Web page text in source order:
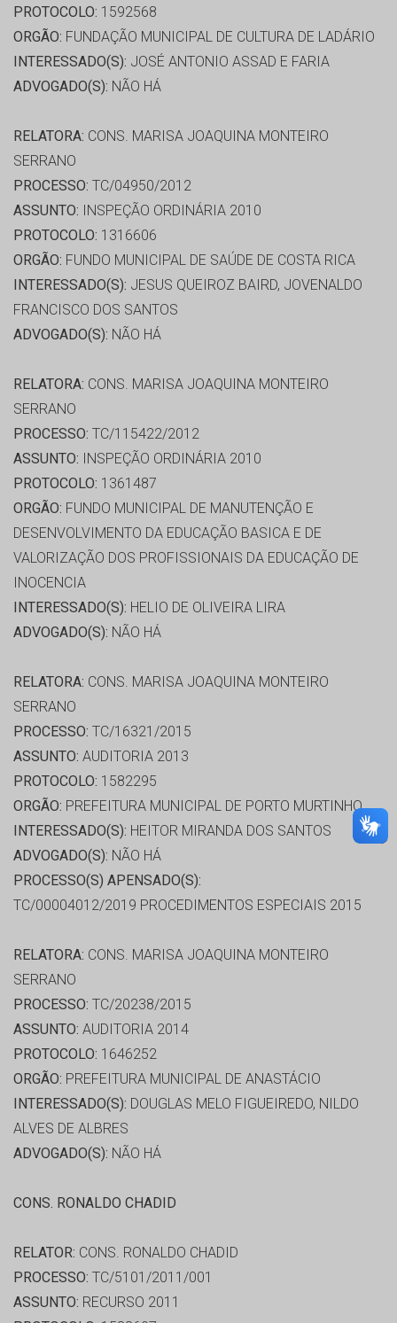
PROTOCOLO: 1592568
ORGÃO: FUNDAÇÃO MUNICIPAL DE CULTURA DE LADÁRIO
INTERESSADO(S): JOSÉ ANTONIO ASSAD E FARIA
ADVOGADO(S): NÃO HÁ
RELATORA: CONS. MARISA JOAQUINA MONTEIRO
SERRANO
PROCESSO: TC/04950/2012
ASSUNTO: INSPEÇÃO ORDINÁRIA 2010
PROTOCOLO: 1316606
ORGÃO: FUNDO MUNICIPAL DE SAÚDE DE COSTA RICA
INTERESSADO(S): JESUS QUEIROZ BAIRD, JOVENALDO
FRANCISCO DOS SANTOS
ADVOGADO(S): NÃO HÁ
RELATORA: CONS. MARISA JOAQUINA MONTEIRO
SERRANO
PROCESSO: TC/115422/2012
ASSUNTO: INSPEÇÃO ORDINÁRIA 2010
PROTOCOLO: 1361487
ORGÃO: FUNDO MUNICIPAL DE MANUTENÇÃO E
DESENVOLVIMENTO DA EDUCAÇÃO BASICA E DE
VALORIZAÇÃO DOS PROFISSIONAIS DA EDUCAÇÃO DE
INOCENCIA
INTERESSADO(S): HELIO DE OLIVEIRA LIRA
ADVOGADO(S): NÃO HÁ
RELATORA: CONS. MARISA JOAQUINA MONTEIRO
SERRANO
PROCESSO: TC/16321/2015
ASSUNTO: AUDITORIA 2013
PROTOCOLO: 1582295
ORGÃO: PREFEITURA MUNICIPAL DE PORTO MURTINHO
INTERESSADO(S): HEITOR MIRANDA DOS SANTOS
ADVOGADO(S): NÃO HÁ
PROCESSO(S) APENSADO(S):
TC/00004012/2019 PROCEDIMENTOS ESPECIAIS 2015
RELATORA: CONS. MARISA JOAQUINA MONTEIRO
SERRANO
PROCESSO: TC/20238/2015
ASSUNTO: AUDITORIA 2014
PROTOCOLO: 1646252
ORGÃO: PREFEITURA MUNICIPAL DE ANASTÁCIO
INTERESSADO(S): DOUGLAS MELO FIGUEIREDO, NILDO
ALVES DE ALBRES
ADVOGADO(S): NÃO HÁ
CONS. RONALDO CHADID
RELATOR: CONS. RONALDO CHADID
PROCESSO: TC/5101/2011/001
ASSUNTO: RECURSO 2011